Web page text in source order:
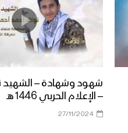
شهود وشهادة – الشهيد
– الإعلام الحربي 1446 هـ
27/11/2024